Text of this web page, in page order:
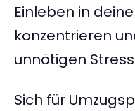
Einleben in
konzentrieren
unnötigen
Sich für